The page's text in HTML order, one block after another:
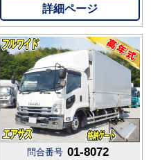
詳細ページ
問合番号 01-8072